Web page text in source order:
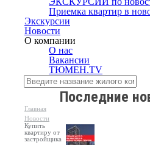
Приемка квартир в
Экскурсии
Новости
О компании
О нас
Вакансии
ТЮМЕН.TV
Главная
Новости
Купить
квартиру от
застройщика
Последние